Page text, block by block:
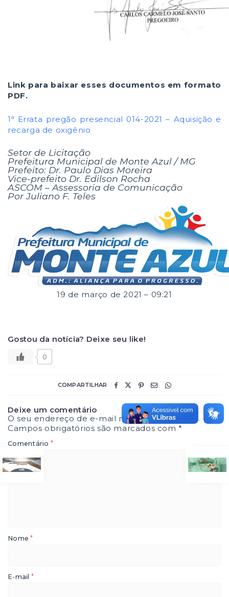
Link para baixar esses documentos em formato
PDF.
1ª Errata pregão presencial 014-2021 – Aquisição e
recarga de oxigênio
Setor de Licitação
Prefeitura Municipal de Monte Azul / MG
Prefeito: Dr. Paulo Dias Moreira
Vice-prefeito Dr. Edilson Rocha
ASCOM – Assessoria de Comunicação
Por Juliano F. Teles
19 de março de 2021 – 09:21
Gostou da notícia? Deixe seu like!
0
COMPARTILHAR
Deixe um comentário
O seu endereço de e-mail não será publicado.
Campos obrigatórios são marcados com*
Comentário *
Nome*
E-mail *